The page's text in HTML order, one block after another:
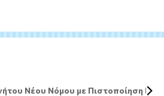
Νέου Νόμου με Πιστοποίηση DIN